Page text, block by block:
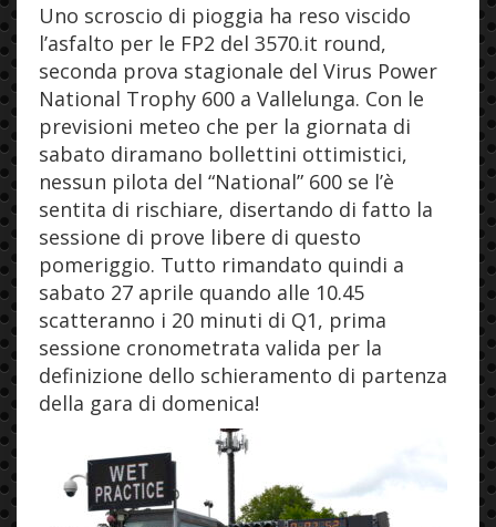
Uno scroscio di pioggia ha reso viscido
l’asfalto per le FP2 del 3570.it round,
seconda prova stagionale del Virus Power
National Trophy 600 a Vallelunga. Con le
previsioni meteo che per la giornata di
sabato diramano bollettini ottimistici,
nessun pilota del “National” 600 se l’è
sentita di rischiare, disertando di fatto la
sessione di prove libere di questo
pomeriggio. Tutto rimandato quindi a
sabato 27 aprile quando alle 10.45
scatteranno i 20 minuti di Q1, prima
sessione cronometrata valida per la
definizione dello schieramento di partenza
della gara di domenica!